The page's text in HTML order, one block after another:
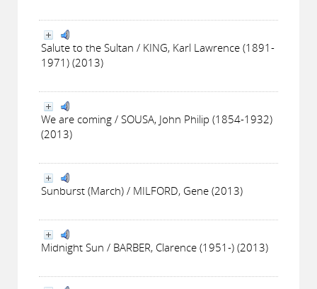
Salute to the Sultan / KING, Karl Lawrence (1891-
1971) (2013)
We are coming / SOUSA, John Philip (1854-1932)
(2013)
Sunburst (March) / MILFORD, Gene (2013)
Midnight Sun / BARBER, Clarence (1951-) (2013)